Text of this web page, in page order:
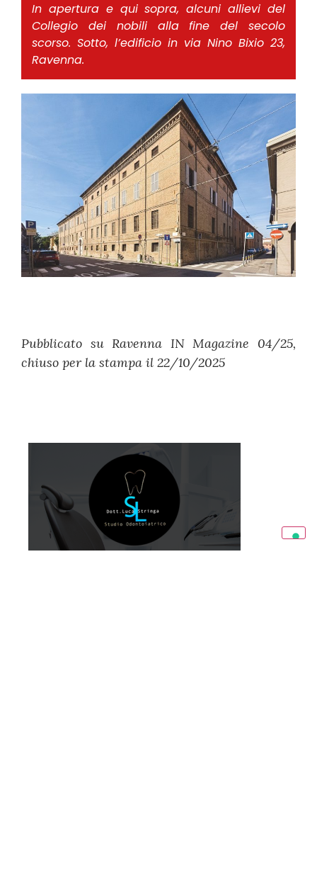
In apertura e qui sopra, alcuni allievi del
Collegio dei nobili alla fine del secolo
scorso. Sotto, l’edificio in via Nino Bixio 23,
Ravenna.
Pubblicato su Ravenna IN Magazine 04/25,
chiuso per la stampa il 22/10/2025